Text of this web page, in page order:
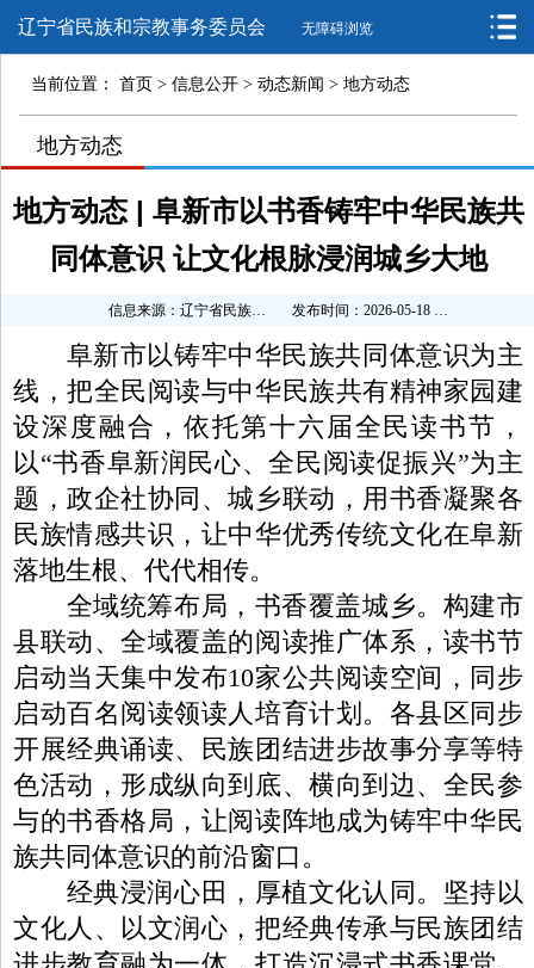
辽宁省民族和宗教事务委员会 无障碍浏览
当前位置： 首页 > 信息公开 > 动态新闻 > 地方动态
>>>
地方动态
地方动态 | 阜新市以书香铸牢中华民族共
同体意识 让文化根脉浸润城乡大地
信息来源：辽宁省民族和宗教事务委员会 发布时间：2026-05-18 11:10:53
阜新市以铸牢中华民族共同体意识为主
线，把全民阅读与中华民族共有精神家园建
设深度融合，依托第十六届全民读书节，
以“书香阜新润民心、全民阅读促振兴”为主
题，政企社协同、城乡联动，用书香凝聚各
民族情感共识，让中华优秀传统文化在阜新
落地生根、代代相传。
全域统筹布局，书香覆盖城乡。构建市
县联动、全域覆盖的阅读推广体系，读书节
启动当天集中发布10家公共阅读空间，同步
启动百名阅读领读人培育计划。各县区同步
开展经典诵读、民族团结进步故事分享等特
色活动，形成纵向到底、横向到边、全民参
与的书香格局，让阅读阵地成为铸牢中华民
族共同体意识的前沿窗口。
经典浸润心田，厚植文化认同。坚持以
文化人、以文润心，把经典传承与民族团结